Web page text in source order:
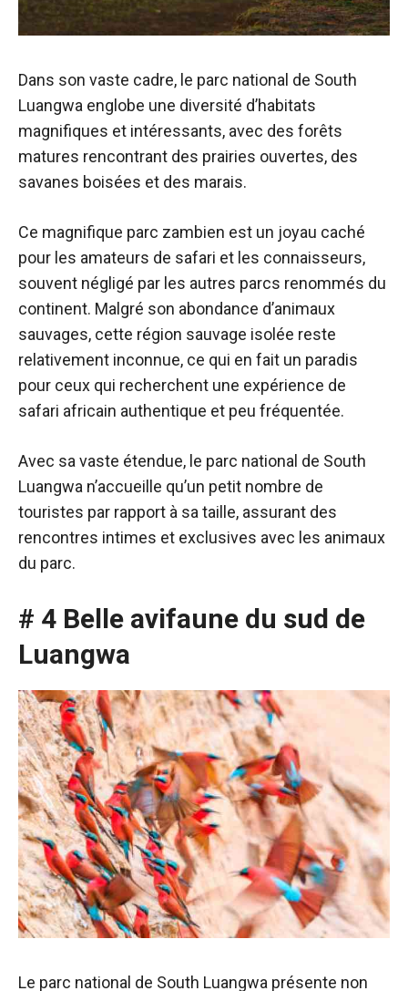
Dans son vaste cadre, le parc national de South
Luangwa englobe une diversité d’habitats
magnifiques et intéressants, avec des forêts
matures rencontrant des prairies ouvertes, des
savanes boisées et des marais.
Ce magnifique parc zambien est un joyau caché
pour les amateurs de safari et les connaisseurs,
souvent négligé par les autres parcs renommés du
continent. Malgré son abondance d’animaux
sauvages, cette région sauvage isolée reste
relativement inconnue, ce qui en fait un paradis
pour ceux qui recherchent une expérience de
safari africain authentique et peu fréquentée.
Avec sa vaste étendue, le parc national de South
Luangwa n’accueille qu’un petit nombre de
touristes par rapport à sa taille, assurant des
rencontres intimes et exclusives avec les animaux
du parc.
# 4 Belle avifaune du sud de
Luangwa
Le parc national de South Luangwa présente non